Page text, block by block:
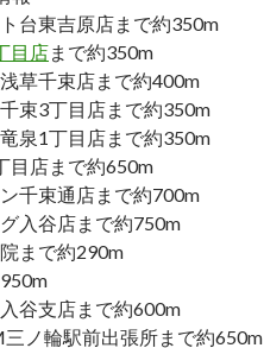
台東吉原店まで約350m
目店まで約350m
草千束店まで約400m
束3丁目店まで約350m
泉1丁目店まで約350m
目店まで約650m
千束通店まで約700m
入谷店まで約750m
まで約290m
谷支店まで約600m
ノ輪駅前出張所まで約650m